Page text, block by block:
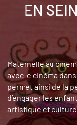
EN
Maternelle au
avec le cinéma
permet ainsi de la
d’engager les
artistique et